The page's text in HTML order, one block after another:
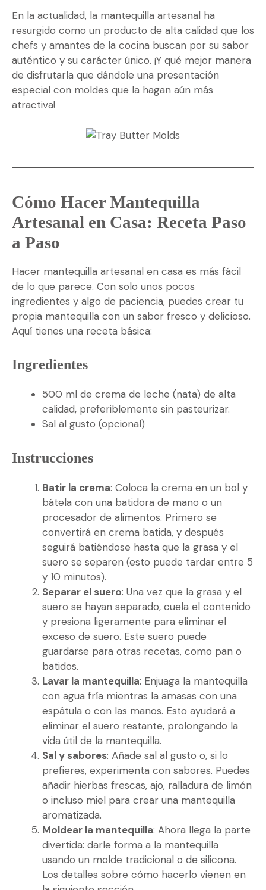
En la actualidad, la mantequilla artesanal ha
resurgido como un producto de alta calidad que los
chefs y amantes de la cocina buscan por su sabor
auténtico y su carácter único. ¡Y qué mejor manera
de disfrutarla que dándole una presentación
especial con moldes que la hagan aún más
atractiva!
Cómo Hacer Mantequilla
Artesanal en Casa: Receta Paso
a Paso
Hacer mantequilla artesanal en casa es más fácil
de lo que parece. Con solo unos pocos
ingredientes y algo de paciencia, puedes crear tu
propia mantequilla con un sabor fresco y delicioso.
Aquí tienes una receta básica:
Ingredientes
500 ml de crema de leche (nata) de alta
calidad, preferiblemente sin pasteurizar.
Sal al gusto (opcional)
Instrucciones
Batir la crema: Coloca la crema en un bol y
bátela con una batidora de mano o un
procesador de alimentos. Primero se
convertirá en crema batida, y después
seguirá batiéndose hasta que la grasa y el
suero se separen (esto puede tardar entre 5
y 10 minutos).
Separar el suero: Una vez que la grasa y el
suero se hayan separado, cuela el contenido
y presiona ligeramente para eliminar el
exceso de suero. Este suero puede
guardarse para otras recetas, como pan o
batidos.
Lavar la mantequilla: Enjuaga la mantequilla
con agua fría mientras la amasas con una
espátula o con las manos. Esto ayudará a
eliminar el suero restante, prolongando la
vida útil de la mantequilla.
Sal y sabores: Añade sal al gusto o, si lo
prefieres, experimenta con sabores. Puedes
añadir hierbas frescas, ajo, ralladura de limón
o incluso miel para crear una mantequilla
aromatizada.
Moldear la mantequilla: Ahora llega la parte
divertida: darle forma a la mantequilla
usando un molde tradicional o de silicona.
Los detalles sobre cómo hacerlo vienen en